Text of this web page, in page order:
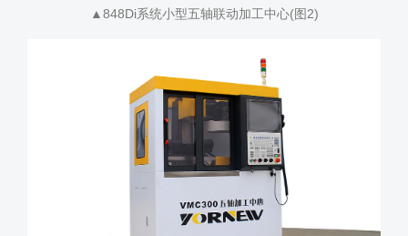
▲848Di系统小型五轴联动加工中心(图2)